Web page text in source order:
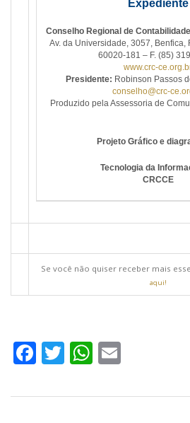
Expediente
Conselho Regional de
Av. da Universidade, 3057, Benfica,
60020-181 – F. (85)
www.crc-
Presidente: Robinson Passos
conselho@crc-
Produzido pela Assessoria de
Projeto Gráfico e
Tecnologia da
CRCCE
Se você não quiser receber mais
aqui!
Facebook
TwitterWhatsApp